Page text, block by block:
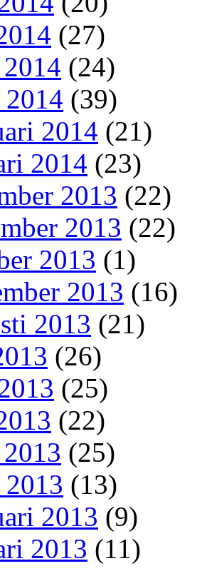
(27)
(24)
2014 (39)
2014 (21)
2014 (23)
2013 (22)
2013 (22)
2013 (1)
2013 (16)
2013 (21)
(26)
(25)
(22)
(25)
2013 (13)
2013 (9)
2013 (11)